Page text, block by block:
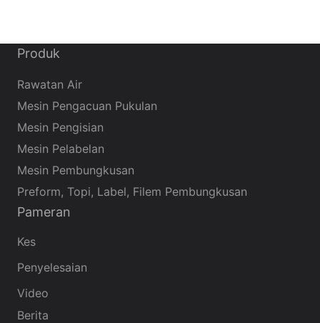
Produk
Rawatan Air
Mesin Pengacuan Pukulan
Mesin Pengisian
Mesin Pelabelan
Mesin Pembungkusan
Preform, Topi, Label, Filem Pembungkusan
Pameran
Kes
Penyelesaian
Video
Berita